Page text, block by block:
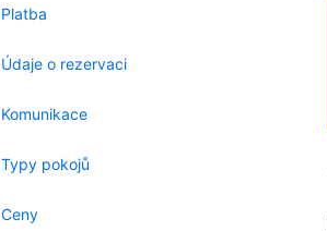
Platba
Údaje o rezervaci
Komunikace
Typy pokojů
Ceny